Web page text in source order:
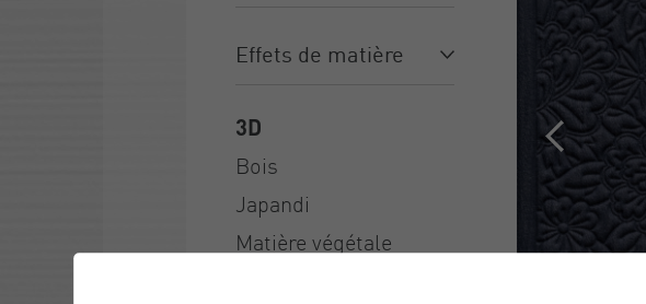
Effets de matière
3D
Bois
Japandi
Matière végétale